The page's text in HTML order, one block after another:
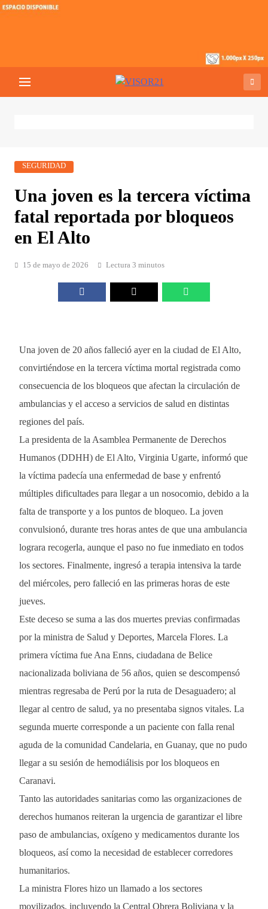
Saltar
VISOR21
Periodismo Y Libertad
SEGURIDAD
Una joven es la tercera víctima
fatal reportada por bloqueos
en El Alto
15 de mayo de 2026 Lectura 3 minutos
Una joven de 20 años falleció ayer en la ciudad de El Alto,
convirtiéndose en la tercera víctima mortal registrada como
consecuencia de los bloqueos que afectan la circulación de
ambulancias y el acceso a servicios de salud en distintas
regiones del país.
La presidenta de la Asamblea Permanente de Derechos
Humanos (DDHH) de El Alto, Virginia Ugarte, informó que
la víctima padecía una enfermedad de base y enfrentó
múltiples dificultades para llegar a un nosocomio, debido a la
falta de transporte y a los puntos de bloqueo. La joven
convulsionó, durante tres horas antes de que una ambulancia
lograra recogerla, aunque el paso no fue inmediato en todos
los sectores. Finalmente, ingresó a terapia intensiva la tarde
del miércoles, pero falleció en las primeras horas de este
jueves.
Este deceso se suma a las dos muertes previas confirmadas
por la ministra de Salud y Deportes, Marcela Flores. La
primera víctima fue Ana Enns, ciudadana de Belice
nacionalizada boliviana de 56 años, quien se descompensó
mientras regresaba de Perú por la ruta de Desaguadero; al
llegar al centro de salud, ya no presentaba signos vitales. La
segunda muerte corresponde a un paciente con falla renal
aguda de la comunidad Candelaria, en Guanay, que no pudo
llegar a su sesión de hemodiálisis por los bloqueos en
Caranavi.
Tanto las autoridades sanitarias como las organizaciones de
derechos humanos reiteran la urgencia de garantizar el libre
paso de ambulancias, oxígeno y medicamentos durante los
bloqueos, así como la necesidad de establecer corredores
humanitarios.
La ministra Flores hizo un llamado a los sectores
movilizados, incluyendo la Central Obrera Boliviana y la